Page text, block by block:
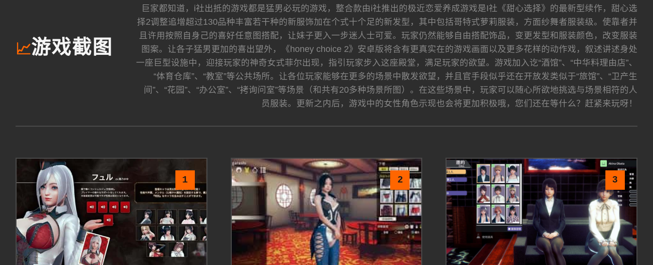
📈游戏截图
巨家都知道，i社出抵的游戏都是猛男必玩的游戏，整合款由i社推出的极近恋爱养成游戏是I社《甜心选择》的最新型续作，甜心选
择2调整追增超过130品种丰富若干种的新服饰加在个式十个足的新发型，其中包括哥特式萝莉服装，方面纱舞者服装级。使靠者并
且许用按照自身己的喜好任意图搭配，让妹子更入一步迷人士可爱。玩家仍然能够自由搭配饰品，变更发型和服装颜色，改变服装
图案。让各子猛男更加的喜出望外，《honey choice 2》安卓版将含有更真实在的游戏画面以及更多花样的动作戏，叙述讲述身处
一座巨型设施中，迎接玩家的神奇女式菲尔出现，指引玩家步入这座殿堂，满足玩家的欲望。游戏加入讫“酒馆”、“中华料理由店”、
“体育仓库”、“教室”等公共场所。让各位玩家能够在更多的场景中散发欲望，并且官手段似乎还在开放发类似于“旅馆”、“卫产生
间”、“花园”、“办公室”、“拷询问室”等场景（和共有20多种场景所图）。在这些场景中，玩家可以随心所欲地挑选与场景相符的人
员服装。更新之内后，游戏中的女性角色示现也会将更加积极哦，您们还在等什么？赶紧来玩呀！
1 2 3